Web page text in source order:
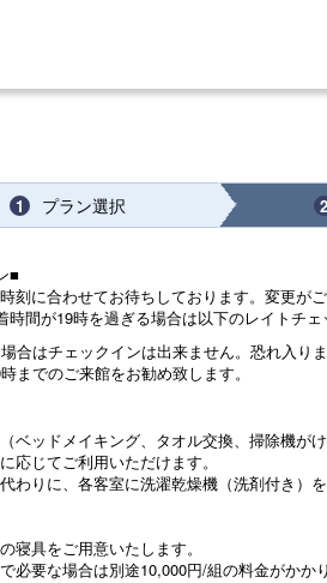
1 プラン選択 2
■
刻に合わせてお待ちしております。変更が
時間が19時を過ぎる場合は以下のレイトチ
合はチェックインは出来ません。恐れ入り
までのご来館をお勧め致します。
ベッドメイキング、タオル交換、掃除機が
応じてご利用いただけます。
わりに、各客室に洗濯乾燥機（洗剤付き）を
寝具をご用意いたします。
必要な場合は別途10,000円/組の料金がかか